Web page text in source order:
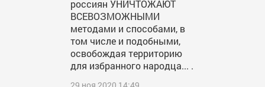
россиян УНИЧТОЖАЮТ
ВСЕВОЗМОЖНЫМИ
методами и способами, в
том числе и подобными,
освобождая территорию
для избранного народца... .